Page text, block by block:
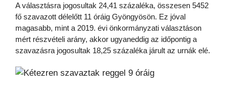
A választásra jogosultak 24,41 százaléka, összesen 5452
fő szavazott délelőtt 11 óráig Gyöngyösön. Ez jóval
magasabb, mint a 2019. évi önkormányzati választáson
mért részvételi arány, akkor ugyaneddig az időpontig a
szavazásra jogosultak 18,25 százaléka járult az urnák elé.